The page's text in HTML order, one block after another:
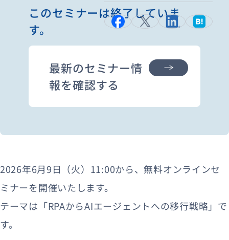
このセミナーは終了していま
す。
最新のセミナー情
報を確認する
2026年6月9日（火）11:00から、無料オンラインセ
ミナーを開催いたします。
テーマは「RPAからAIエージェントへの移行戦略」で
す。